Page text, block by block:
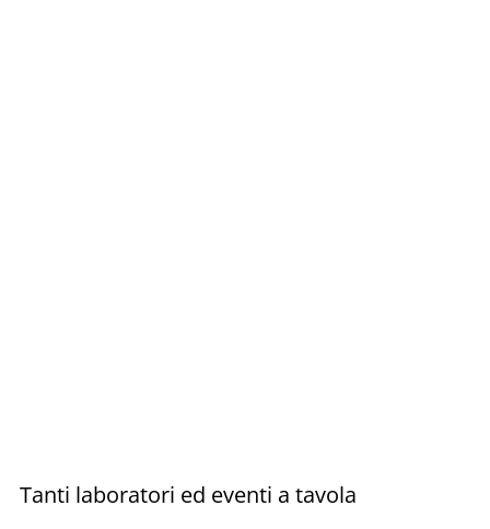
Tanti laboratori ed eventi a tavola